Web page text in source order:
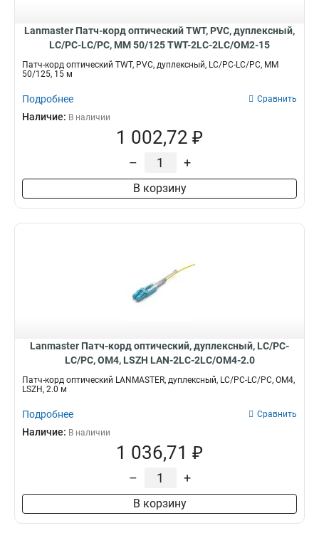
Lanmaster Патч-корд оптический TWT, PVC, дуплексный,
LC/PC-LC/PC, MM 50/125 TWT-2LC-2LC/OM2-15
Патч-корд оптический TWT, PVC, дуплексный, LC/PC-LC/PC, MM
50/125, 15 м
Подробнее Сравнить
Наличие: В наличии
1 002,72 ₽
– +
В корзину
Lanmaster Патч-корд оптический, дуплексный, LC/PC-
LC/PC, OM4, LSZH LAN-2LC-2LC/OM4-2.0
Патч-корд оптический LANMASTER, дуплексный, LC/PC-LC/PC, OM4,
LSZH, 2.0 м
Подробнее Сравнить
Наличие: В наличии
1 036,71 ₽
– +
В корзину